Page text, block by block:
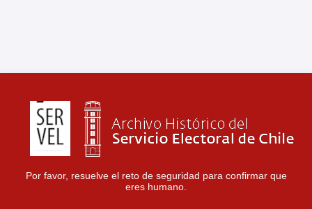
Por favor, resuelve el reto de seguridad para confirmar que
eres humano.